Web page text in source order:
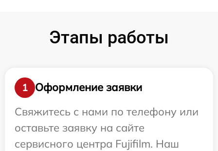
Этапы работы
1
Оформление заявки
Свяжитесь с нами по телефону или
оставьте заявку на сайте
сервисного центра Fujifilm. Наш